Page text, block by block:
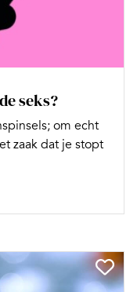
seks?
om echt
zaak dat je stopt